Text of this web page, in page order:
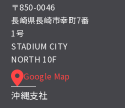
〒850-0046
長崎県長崎市幸町7番
1号
STADIUM CITY
NORTH 10F
Google Map
沖縄支社